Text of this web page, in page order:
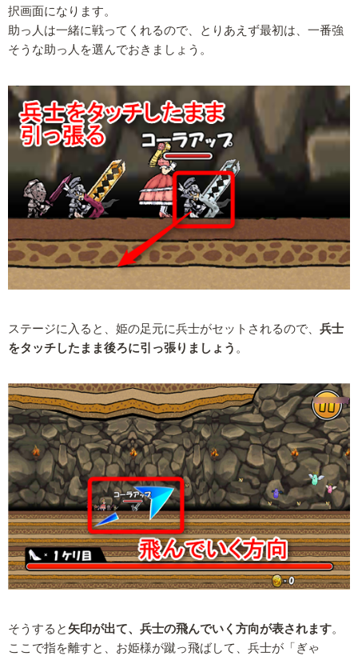
択画面になります。
助っ人は一緒に戦ってくれるので、とりあえず最初は、一番強
そうな助っ人を選んでおきましょう。
ステージに入ると、姫の足元に兵士がセットされるので、 兵士
をタッチしたまま後ろに引っ張りましょう 。
そうすると 矢印が出て、兵士の飛んでいく方向が表されます。
ここで指を離すと、お姫様が蹴っ飛ばして、兵士が「ぎゃ